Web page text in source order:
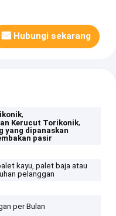
Hubungi sekarang
,
Kerucut Torikonik,
yang dipanaskan
pasir
kayu, palet baja atau
pelanggan
per Bulan